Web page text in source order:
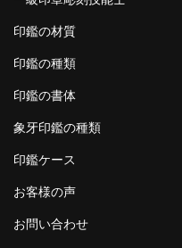
印鑑の材質
印鑑の種類
印鑑の書体
象牙印鑑の種類
印鑑ケース
お客様の声
お問い合わせ